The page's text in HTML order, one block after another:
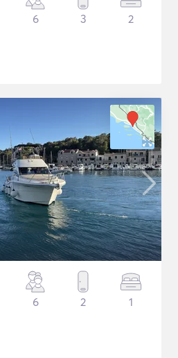
6 3 2
6 2 1